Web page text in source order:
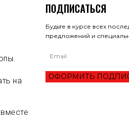
на
вместе
ПОДПИСАТЬСЯ
Будьте в курсе всех
предложений и
ОФОРМИТЬ